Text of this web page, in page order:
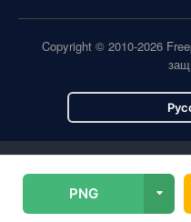
PNG
Copyright © 2010-2026